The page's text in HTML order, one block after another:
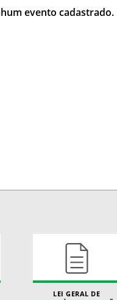
evento cadastrado.
LEI GERAL DE